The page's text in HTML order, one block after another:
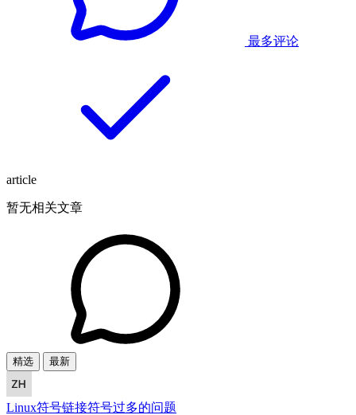
最多评论
article
暂无相关文章
精选 最新
Linux符号链接符号过多的问题